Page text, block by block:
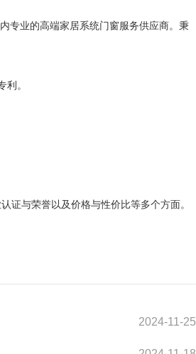
专业的高端家居系统门窗服务供应商。秉
。
与荣誉以及价格与性价比等多个方面。
2024-11-25